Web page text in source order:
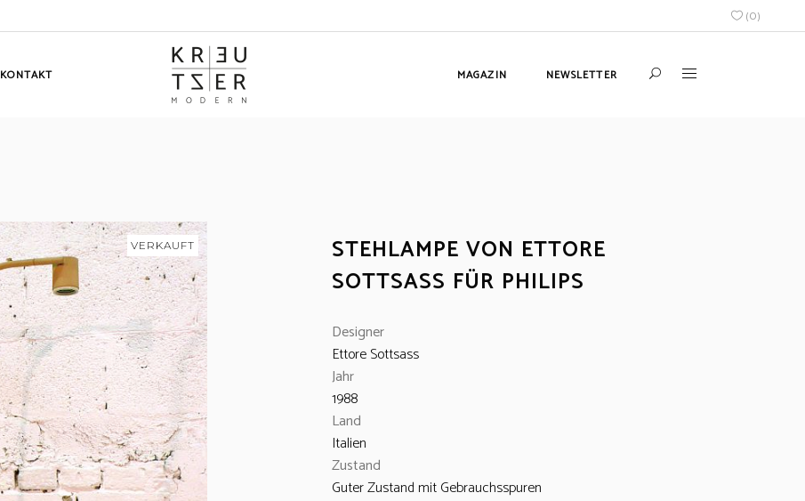
(0)
KONTAKT MAGAZIN NEWSLETTER
VERKAUFT
STEHLAMPE VON ETTORE
SOTTSASS FÜR PHILIPS
Designer
Ettore Sottsass
Jahr
1988
Land
Italien
Zustand
Guter Zustand mit Gebrauchsspuren